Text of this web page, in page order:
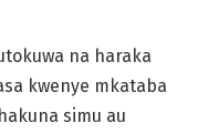
na haraka
kwenye mkataba
simu au